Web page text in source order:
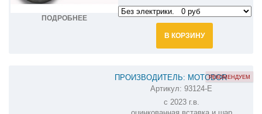
ПОДРОБНЕЕ
В КОРЗИНУ
ПРОИЗВОДИТЕЛЬ: MOTODOR
ФАРКОП НА HAVAL H5 93124-E
Артикул: 93124-E
c 2023 г.в.
РЕКОМЕНДУЕМ